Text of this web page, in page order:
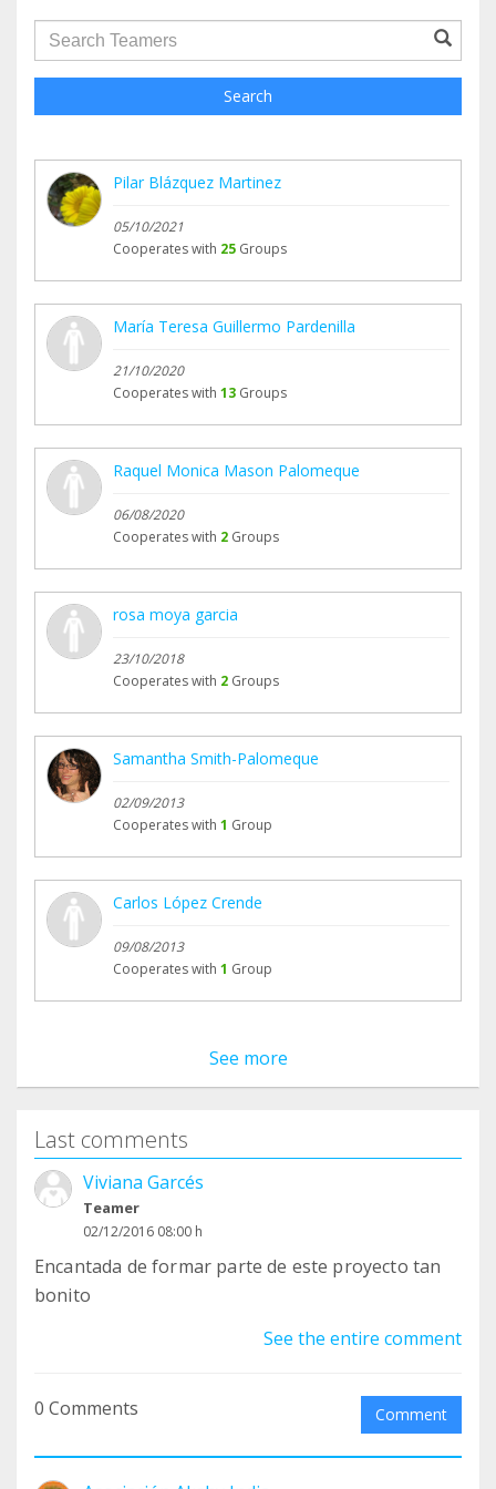
groupProfile.searchForm.search.text???
Search
Pilar Blázquez Martinez
05/10/2021
Cooperates with 25 Groups
María Teresa Guillermo Pardenilla
21/10/2020
Cooperates with 13 Groups
Raquel Monica Mason Palomeque
06/08/2020
Cooperates with 2 Groups
rosa moya garcia
23/10/2018
Cooperates with 2 Groups
Samantha Smith-Palomeque
02/09/2013
Cooperates with 1 Group
Carlos López Crende
09/08/2013
Cooperates with 1 Group
See more
Last comments
Viviana Garcés
Teamer
02/12/2016 08:00 h
Encantada de formar parte de este proyecto tan
bonito
See the entire comment
0 Comments Comment